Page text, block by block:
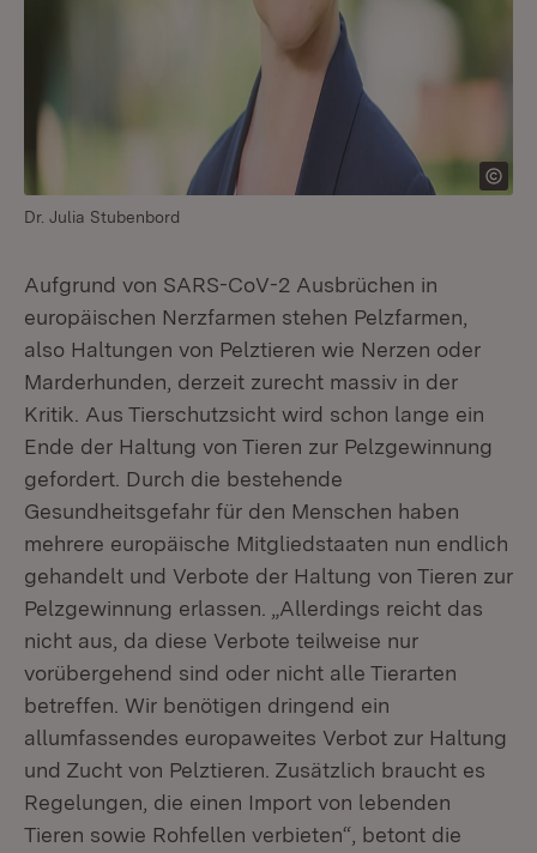
Dr. Julia Stubenbord
Aufgrund von SARS-CoV-2 Ausbrüchen in
europäischen Nerzfarmen stehen Pelzfarmen,
also Haltungen von Pelztieren wie Nerzen oder
Marderhunden, derzeit zurecht massiv in der
Kritik. Aus Tierschutzsicht wird schon lange ein
Ende der Haltung von Tieren zur Pelzgewinnung
gefordert. Durch die bestehende
Gesundheitsgefahr für den Menschen haben
mehrere europäische Mitgliedstaaten nun endlich
gehandelt und Verbote der Haltung von Tieren zur
Pelzgewinnung erlassen. „Allerdings reicht das
nicht aus, da diese Verbote teilweise nur
vorübergehend sind oder nicht alle Tierarten
betreffen. Wir benötigen dringend ein
allumfassendes europaweites Verbot zur Haltung
und Zucht von Pelztieren. Zusätzlich braucht es
Regelungen, die einen Import von lebenden
Tieren sowie Rohfellen verbieten“, betont die